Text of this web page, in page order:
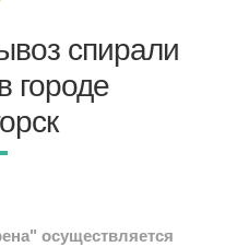
спирали
городе
осуществляется